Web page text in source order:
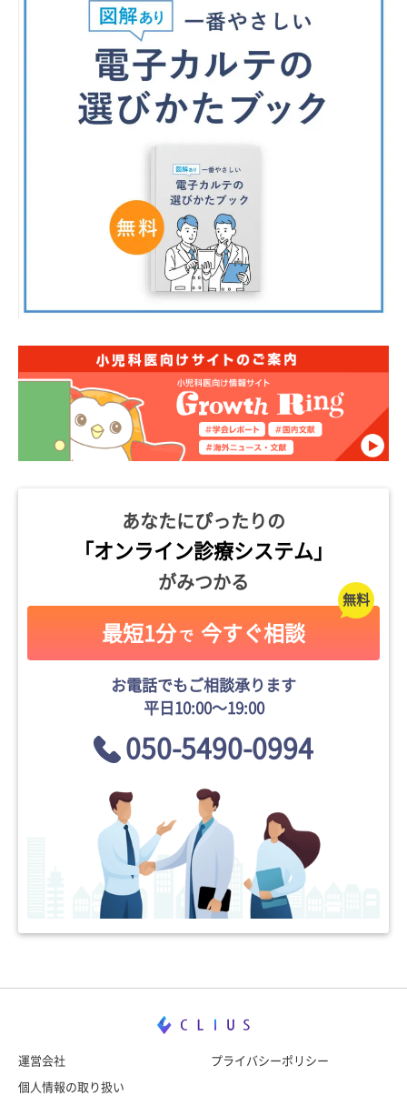
あなたにぴったりの
「オンライン診療システム」
がみつかる
最短1分 で 今すぐ相談
お電話でもご相談承ります
平日10:00〜19:00
050-5490-0994
運営会社 プライバシーポリシー
個人情報の取り扱い